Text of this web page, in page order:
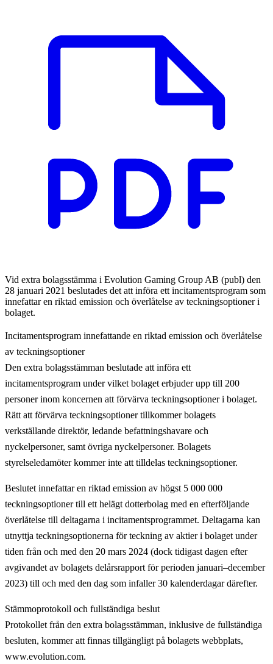
Vid extra bolagsstämma i Evolution Gaming Group AB (publ) den
28 januari 2021 beslutades det att införa ett incitamentsprogram som
innefattar en riktad emission och överlåtelse av teckningsoptioner i
bolaget.
Incitamentsprogram innefattande en riktad emission och överlåtelse
av teckningsoptioner
Den extra bolagsstämman beslutade att införa ett
incitamentsprogram under vilket bolaget erbjuder upp till 200
personer inom koncernen att förvärva teckningsoptioner i bolaget.
Rätt att förvärva teckningsoptioner tillkommer bolagets
verkställande direktör, ledande befattningshavare och
nyckelpersoner, samt övriga nyckelpersoner. Bolagets
styrelseledamöter kommer inte att tilldelas teckningsoptioner.
Beslutet innefattar en riktad emission av högst 5 000 000
teckningsoptioner till ett helägt dotterbolag med en efterföljande
överlåtelse till deltagarna i incitamentsprogrammet. Deltagarna kan
utnyttja teckningsoptionerna för teckning av aktier i bolaget under
tiden från och med den 20 mars 2024 (dock tidigast dagen efter
avgivandet av bolagets delårsrapport för perioden januari–december
2023) till och med den dag som infaller 30 kalenderdagar därefter.
Stämmoprotokoll och fullständiga beslut
Protokollet från den extra bolagsstämman, inklusive de fullständiga
besluten, kommer att finnas tillgängligt på bolagets webbplats,
www.evolution.com.